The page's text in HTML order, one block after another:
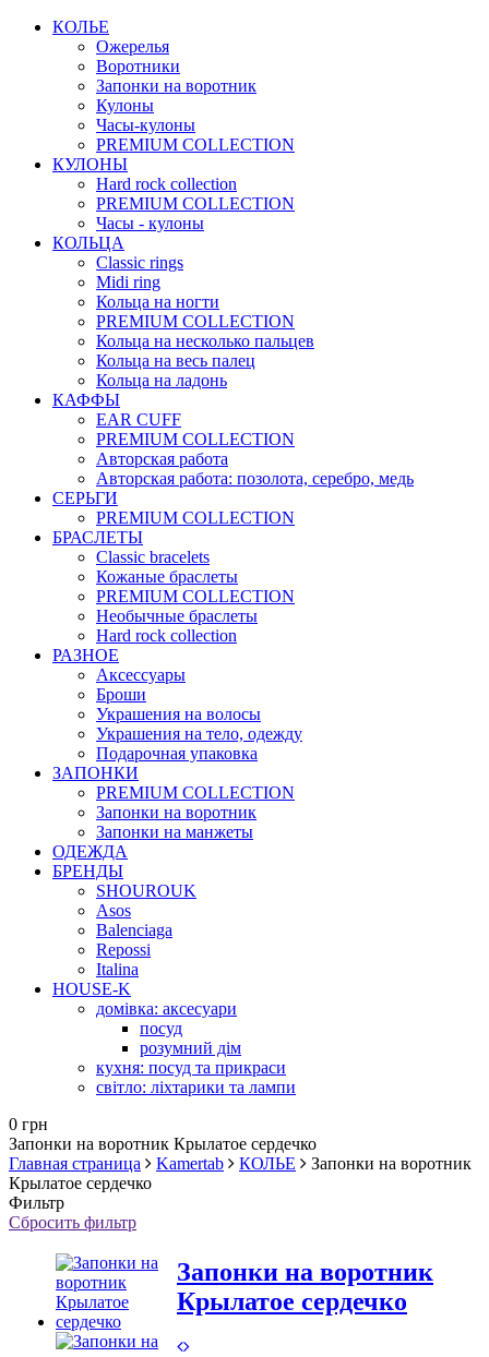
КОЛЬЕ
Ожерелья
Воротники
Запонки на воротник
Кулоны
Часы-кулоны
PREMIUM COLLECTION
КУЛОНЫ
Hard rock collection
PREMIUM COLLECTION
Часы - кулоны
КОЛЬЦА
Classic rings
Midi ring
Кольца на ногти
PREMIUM COLLECTION
Кольца на несколько пальцев
Кольца на весь палец
Кольца на ладонь
КАФФЫ
EAR CUFF
PREMIUM COLLECTION
Авторская работа
Авторская работа: позолота, серебро, медь
СЕРЬГИ
PREMIUM COLLECTION
БРАСЛЕТЫ
Classic bracelets
Кожаные браслеты
PREMIUM COLLECTION
Необычные браслеты
Hard rock collection
РАЗНОЕ
Аксессуары
Броши
Украшения на волосы
Украшения на тело, одежду
Подарочная упаковка
ЗАПОНКИ
PREMIUM COLLECTION
Запонки на воротник
Запонки на манжеты
ОДЕЖДА
БРЕНДЫ
SHOUROUK
Asos
Balenciaga
Repossi
Italina
HOUSE-K
домівка: аксесуари
посуд
розумний дім
кухня: посуд та прикраси
світло: ліхтарики та лампи
0 грн
Запонки на воротник Крылатое сердечко
Главная страница
Kamertab КОЛЬЕ
Запонки на воротник
Крылатое сердечко
Фильтр
Сбросить фильтр
Запонки на воротник
Крылатое сердечко